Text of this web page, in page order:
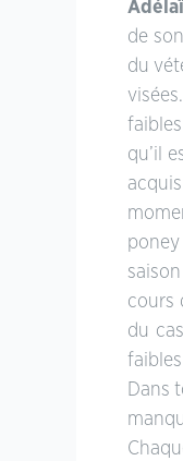
de
du
qu’il
cours
du
Dans